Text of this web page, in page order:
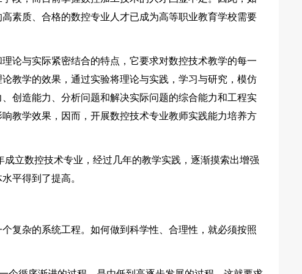
素质、合格的数控专业人才已成为高等职业教育学校需要
论与实际紧密结合的特点，它要求对数控技术教学的每一
教学的效果，通过实验将理论与实践，学习与研究，模仿
创造能力、分析问题和解决实际问题的综合能力和工程实
教学效果，因而，开展数控技术专业教师实践能力培养方
立数控技术专业，经过几年的教学实践，逐渐摸索出增强
平得到了提高。
复杂的系统工程。如何做到科学性、合理性，就必须按照